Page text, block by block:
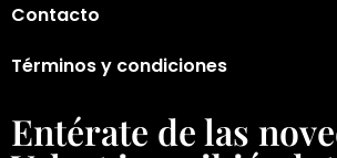
Contacto
Términos y condiciones
Entérate de las